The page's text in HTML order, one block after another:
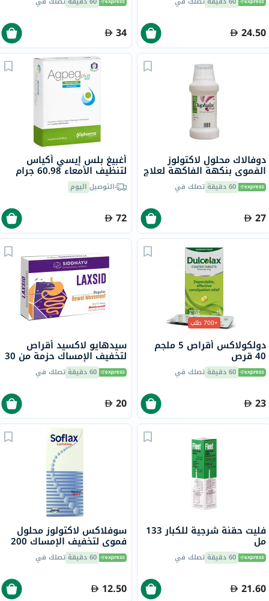
24.50
34
دوفالاك محلول لاكتولوز
الفموي بنكهة الفاكهة لعلاج
الإمساك 200 مل
60 دقيقة تصلك في
27
أغبيغ بلس إيسي أكياس
لتنظيف الأمعاء 60.98 جرام
حزمة من 4
التوصيل اليوم
72
+700 طلب
دولكولاكس أقراص 5 ملجم
40 قرص
60 دقيقة تصلك في
23
سيدهايو لاكسيد أقراص
لتخفيف الإمساك حزمة من 30
60 دقيقة تصلك في
20
فليت حقنة شرجية للكبار 133
مل
60 دقيقة تصلك في
21.60
سوفلاكس لاكتولوز محلول
فموي لتخفيف الإمساك 200
مل 60 دقيقة تصلك في
12.50